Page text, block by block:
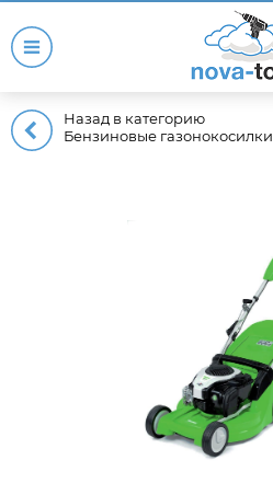
Назад в категорию
Бензиновые газонокосилки